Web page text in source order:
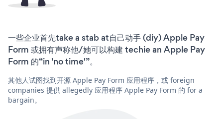
一些企业首先take a stab at自己动手 (diy) Apple Pay
Form 或拥有声称他/她可以构建 techie an Apple Pay
Form 的“in 'no time'”。
其他人试图找到开源 Apple Pay Form 应用程序，或 foreign
companies 提供 allegedly 应用程序 Apple Pay Form 的 for a
bargain。